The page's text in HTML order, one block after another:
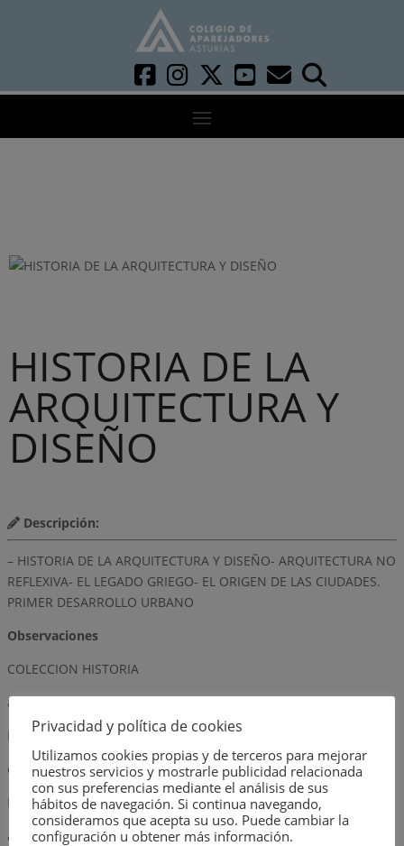
HISTORIA DE LA
ARQUITECTURA Y
DISEÑO
Descripción:
– HISTORIA DE LA ARQUITECTURA Y DISEÑO- ARQUITECTURA NO
REFLEXIVA- EL LEGADO GRIEGO- EL ORIGEN DE LAS CIUDADES.
PRIMER DESARROLLO URBANO
Observaciones
COLECCION HISTORIA
autor
RAFAEL E.J. IGLESIA Y M.V. GUTMAN
editorial
ESPACIO EDITORA
año
Privacidad y política de cookies
Utilizamos cookies propias y de terceros para mejorar
nuestros servicios y mostrarle publicidad relacionada
con sus preferencias mediante el análisis de sus
hábitos de navegación. Si continua navegando,
consideramos que acepta su uso. Puede cambiar la
configuración u obtener más información.